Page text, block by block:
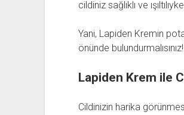
cildiniz sağlıklı ve
Yani, Lapiden Kremin
önünde
Lapiden Krem ile
Cildinizin harika